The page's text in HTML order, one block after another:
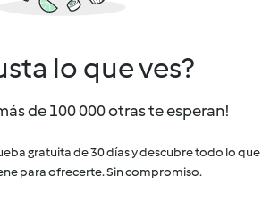
lo que ves?
de 100 000 otras te esperan!
gratuita de 30 días y descubre todo lo que
para ofrecerte. Sin compromiso.